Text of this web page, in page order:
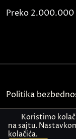
Preko 2.000.000
Politika
Kontakt
Koristimo
na sajtu.
kolačića.